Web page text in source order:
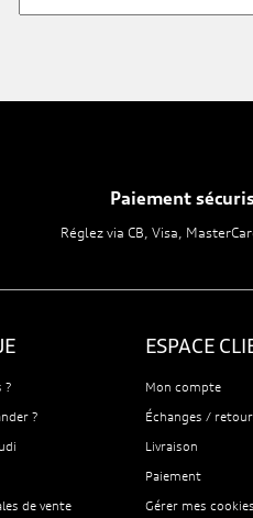
Paiement
Réglez via CB, Visa,
?
?
de vente
ESPACE
Mon compte
Échanges /
Livraison
Paiement
Gérer mes cookies